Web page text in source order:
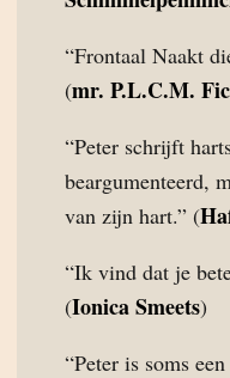
“Frontaal Naakt
(mr. P.L.C.M.
“Peter schrijft
beargumenteerd,
van zijn hart.” (
“Ik vind dat je
(Ionica Smeets)
“Peter is soms